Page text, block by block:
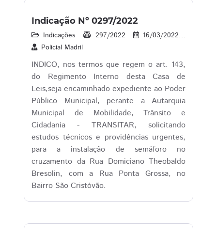
Indicação Nº 0297/2022
Indicações 297/2022 16/03/2022
Policial Madril
INDICO, nos termos que regem o art. 143,
do Regimento Interno desta Casa de
Leis,seja encaminhado expediente ao Poder
Público Municipal, perante a Autarquia
Municipal de Mobilidade, Trânsito e
Cidadania - TRANSITAR, solicitando
estudos técnicos e providências urgentes,
para a instalação de semáforo no
cruzamento da Rua Domiciano Theobaldo
Bresolin, com a Rua Ponta Grossa, no
Bairro São Cristóvão.